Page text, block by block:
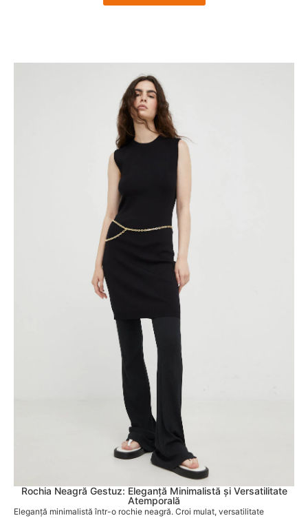
Rochia Neagră Gestuz: Eleganță Minimalistă și Versatilitate
Atemporală
Eleganță minimalistă într-o rochie neagră. Croi mulat, versatilitate